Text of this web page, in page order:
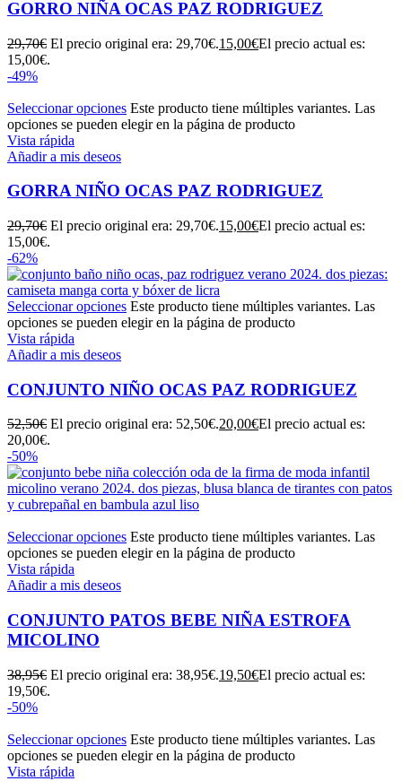
GORRO NIÑA OCAS PAZ RODRIGUEZ
29,70€ El precio original era: 29,70€.15,00€El precio actual es:
15,00€.
-49%
Seleccionar opciones Este producto tiene múltiples variantes. Las
opciones se pueden elegir en la página de producto
Vista rápida
Añadir a mis deseos
GORRA NIÑO OCAS PAZ RODRIGUEZ
29,70€ El precio original era: 29,70€.15,00€El precio actual es:
15,00€.
-62%
Seleccionar opciones Este producto tiene múltiples variantes. Las
opciones se pueden elegir en la página de producto
Vista rápida
Añadir a mis deseos
CONJUNTO NIÑO OCAS PAZ RODRIGUEZ
52,50€ El precio original era: 52,50€.20,00€El precio actual es:
20,00€.
-50%
Seleccionar opciones Este producto tiene múltiples variantes. Las
opciones se pueden elegir en la página de producto
Vista rápida
Añadir a mis deseos
CONJUNTO PATOS BEBE NIÑA ESTROFA
MICOLINO
38,95€ El precio original era: 38,95€.19,50€El precio actual es:
19,50€.
-50%
Seleccionar opciones Este producto tiene múltiples variantes. Las
opciones se pueden elegir en la página de producto
Vista rápida